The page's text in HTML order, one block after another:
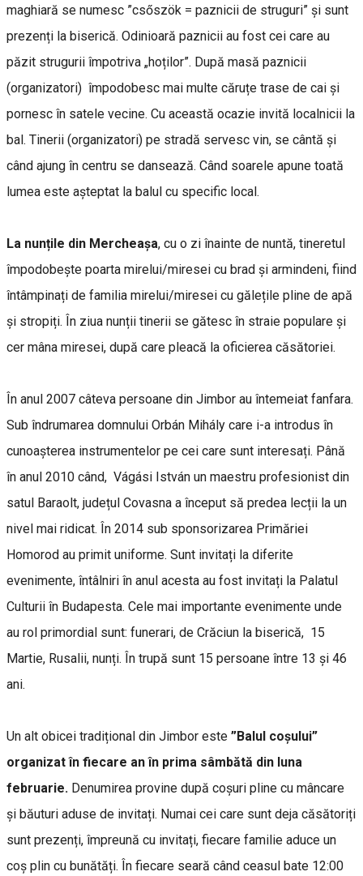
maghiară se numesc ”csőszök = paznicii de struguri” și sunt
prezenți la biserică. Odinioară paznicii au fost cei care au
păzit strugurii împotriva „hoților”. După masă paznicii
(organizatori) împodobesc mai multe căruțe trase de cai și
pornesc în satele vecine. Cu această ocazie invită localnicii la
bal. Tinerii (organizatori) pe stradă servesc vin, se cântă și
când ajung în centru se dansează. Când soarele apune toată
lumea este așteptat la balul cu specific local.
La nunțile din Mercheașa, cu o zi înainte de nuntă, tineretul
împodobește poarta mirelui/miresei cu brad și armindeni, fiind
întâmpinați de familia mirelui/miresei cu gălețile pline de apă
și stropiți. În ziua nunții tinerii se gătesc în straie populare și
cer mâna miresei, după care pleacă la oficierea căsătoriei.
În anul 2007 câteva persoane din Jimbor au întemeiat fanfara.
Sub îndrumarea domnului Orbán Mihály care i-a introdus în
cunoașterea instrumentelor pe cei care sunt interesați. Până
în anul 2010 când, Vágási István un maestru profesionist din
satul Baraolt, județul Covasna a început să predea lecții la un
nivel mai ridicat. În 2014 sub sponsorizarea Primăriei
Homorod au primit uniforme. Sunt invitați la diferite
evenimente, întâlniri în anul acesta au fost invitați la Palatul
Culturii în Budapesta. Cele mai importante evenimente unde
au rol primordial sunt: funerari, de Crăciun la biserică, 15
Martie, Rusalii, nunți. În trupă sunt 15 persoane între 13 și 46
ani.
Un alt obicei tradițional din Jimbor este ”Balul coșului”
organizat în fiecare an în prima sâmbătă din luna
februarie. Denumirea provine după coșuri pline cu mâncare
și băuturi aduse de invitați. Numai cei care sunt deja căsătoriți
sunt prezenți, împreună cu invitați, fiecare familie aduce un
coș plin cu bunătăți. În fiecare seară când ceasul bate 12:00